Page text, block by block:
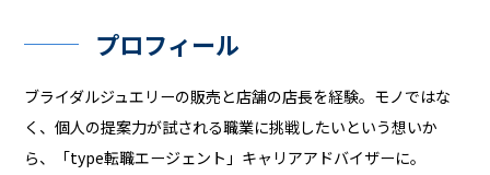
プロフィール
ブライダルジュエリーの販売と店舗の店長を経験。モノではな
く、個人の提案力が試される職業に挑戦したいという想いか
ら、「type転職エージェント」キャリアアドバイザーに。